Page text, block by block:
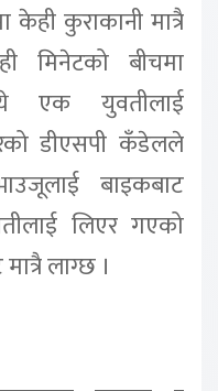
कुराकानी मात्रै
बीचमा
एक युवतीलाई
डीएसपी कँडेलले
बाइकबाट
लिएर गएको
लाग्छ ।